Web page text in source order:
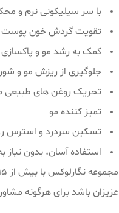
با سر سیلیکونی نرم و
تقویت گردش خون
کمک به رشد مو و
جلوگیری از ریزش مو و
تحریک روغن های طبیعی
تمیز کننده مو
تسکین سردرد و استرس
استفاده آسان، بدون نیاز
عزیزان باشد برای هرگونه مشاوره و سفارش عمده